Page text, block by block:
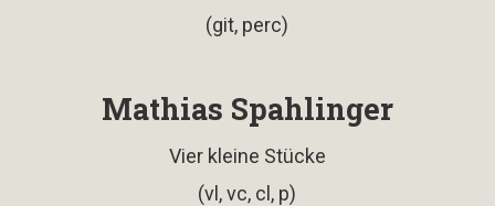
(git, perc)
Mathias Spahlinger
Vier kleine Stücke
(vl, vc, cl, p)